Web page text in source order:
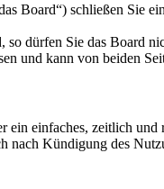
Board“) schließen Sie
so dürfen Sie das Board
und kann von beiden
einfaches, zeitlich
Kündigung des